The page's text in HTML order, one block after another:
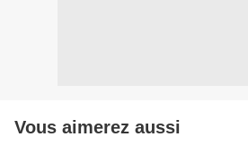
Vous aimerez aussi